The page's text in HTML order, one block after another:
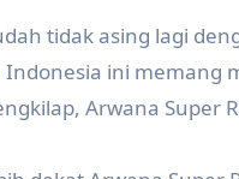
tidak asing lagi
ini memang
Arwana Super